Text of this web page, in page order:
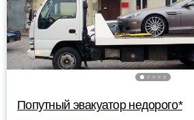
Попутный эвакуатор недорого*